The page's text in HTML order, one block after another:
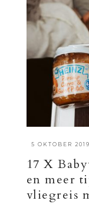
5 OKTOBER 2019
17 X
en meer
vliegreis